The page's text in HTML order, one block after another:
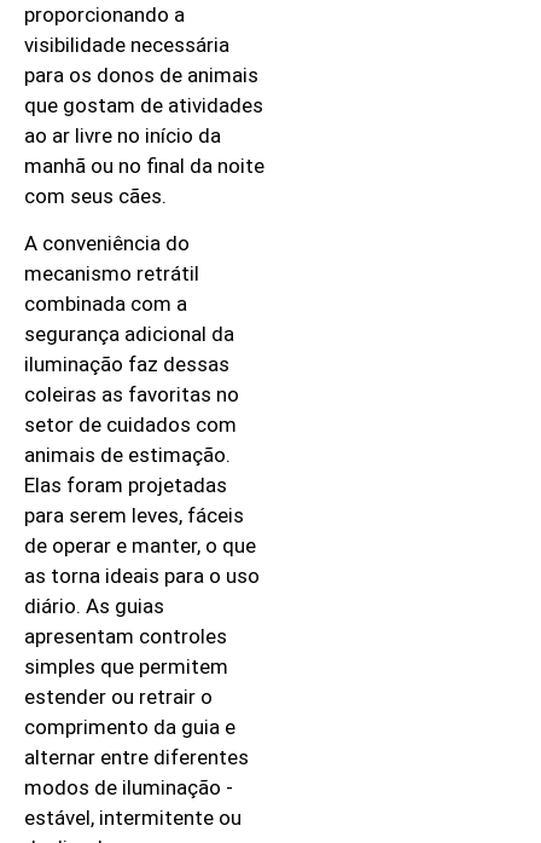
proporcionando a
visibilidade necessária
para os donos de animais
que gostam de atividades
ao ar livre no início da
manhã ou no final da noite
com seus cães.
A conveniência do
mecanismo retrátil
combinada com a
segurança adicional da
iluminação faz dessas
coleiras as favoritas no
setor de cuidados com
animais de estimação.
Elas foram projetadas
para serem leves, fáceis
de operar e manter, o que
as torna ideais para o uso
diário. As guias
apresentam controles
simples que permitem
estender ou retrair o
comprimento da guia e
alternar entre diferentes
modos de iluminação -
estável, intermitente ou